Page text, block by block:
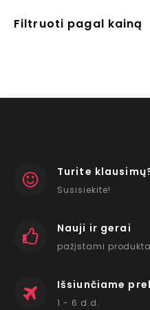
Filtruoti pagal kainą
Turite
Susisiekite!
Nauji ir gerai
pažįstami
Išsiunčiame
1 - 6 d.d.